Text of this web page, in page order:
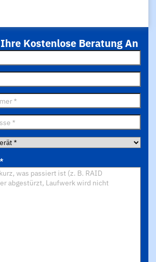
Kostenlose Beratung An
*